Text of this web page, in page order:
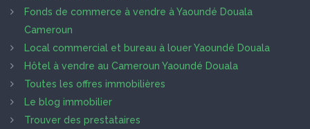
Fonds de commerce à vendre à Yaoundé Douala
Cameroun
Local commercial et bureau à louer Yaoundé Douala
Hôtel à vendre au Cameroun Yaoundé Douala
Toutes les offres immobilières
Le blog immobilier
Trouver des prestataires